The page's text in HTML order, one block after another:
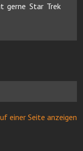
gerne Star Trek
einer Seite anzeigen